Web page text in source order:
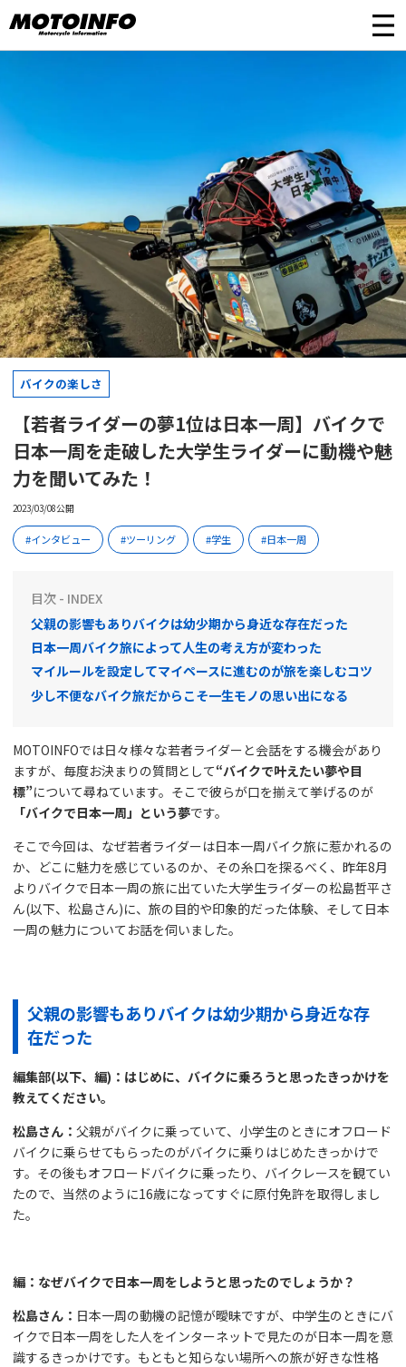
バイクの楽しさ
【若者ライダーの夢1位は日本一周】バイクで
日本一周を走破した大学生ライダーに動機や魅
力を聞いてみた！
2023/03/08公開
インタビュー ツーリング 学生 日本一周
目次 - INDEX
父親の影響もありバイクは幼少期から身近な存在だった
日本一周バイク旅によって人生の考え方が変わった
マイルールを設定してマイペースに進むのが旅を楽しむコツ
少し不便なバイク旅だからこそ一生モノの思い出になる
MOTOINFOでは日々様々な若者ライダーと会話をする機会があり
ますが、毎度お決まりの質問として“バイクで叶えたい夢や目
標”について尋ねています。そこで彼らが口を揃えて挙げるのが
「バイクで日本一周」という夢です。
そこで今回は、なぜ若者ライダーは日本一周バイク旅に惹かれるの
か、どこに魅力を感じているのか、その糸口を探るべく、昨年8月
よりバイクで日本一周の旅に出ていた大学生ライダーの松島哲平さ
ん(以下、松島さん)に、旅の目的や印象的だった体験、そして日本
一周の魅力についてお話を伺いました。
父親の影響もありバイクは幼少期から身近な存
在だった
編集部(以下、編)：はじめに、バイクに乗ろうと思ったきっかけを
教えてください。
松島さん： 父親がバイクに乗っていて、小学生のときにオフロード
バイクに乗らせてもらったのがバイクに乗りはじめたきっかけで
す。その後もオフロードバイクに乗ったり、バイクレースを観てい
たので、当然のように16歳になってすぐに原付免許を取得しまし
た。
編：なぜバイクで日本一周をしようと思ったのでしょうか？
松島さん： 日本一周の動機の記憶が曖昧ですが、中学生のときにバ
イクで日本一周をした人をインターネットで見たのが日本一周を意
識するきっかけです。もともと知らない場所への旅が好きな性格